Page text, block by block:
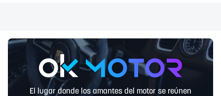
El lugar donde los amantes del motor se reúnen